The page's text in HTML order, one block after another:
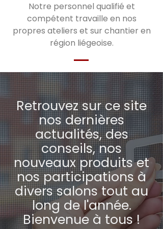
Notre personnel qualifié et
compétent travaille en nos
propres ateliers et sur chantier en
région liégeoise.
Retrouvez sur ce site
nos dernières
actualités, des
conseils, nos
nouveaux produits et
nos participations à
divers salons tout au
long de l'année.
Bienvenue à tous !